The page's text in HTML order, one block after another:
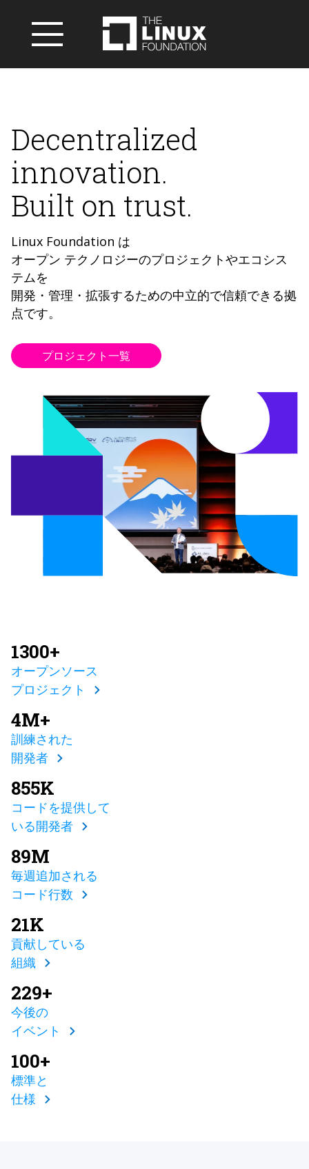
Decentralized
innovation.
Built on trust.
Linux Foundation は
オープン テクノロジーのプロジェクトやエコシス
テムを
開発・管理・拡張するための中立的で信頼できる拠
点です。
プロジェクト一覧
1300+
オープンソース
プロジェクト
4M+
訓練された
開発者
855K
コードを提供して
いる開発者
89M
毎週追加される
コード行数
21K
貢献している
組織
229+
今後の
イベント
100+
標準と
仕様